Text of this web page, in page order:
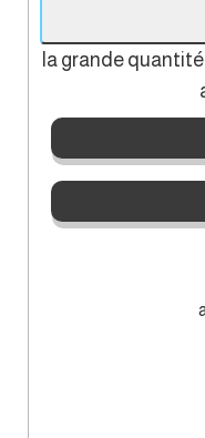
la grande